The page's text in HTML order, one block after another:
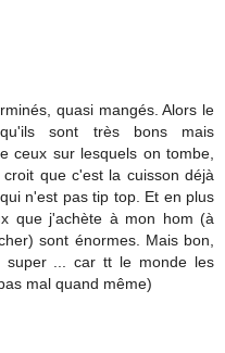
quasi mangés. Alors le
sont très bons mais
ceux sur lesquels on tombe,
que c'est la cuisson déjà
n'est pas tip top. Et en plus
que j'achète à mon hom (à
sont énormes. Mais bon,
super ... car tt le monde les
mal quand même)